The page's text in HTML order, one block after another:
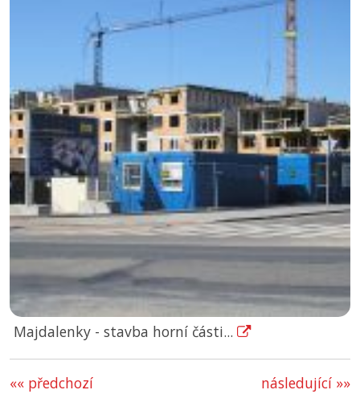
Majdalenky - stavba horní části...
«« předchozí následující »»